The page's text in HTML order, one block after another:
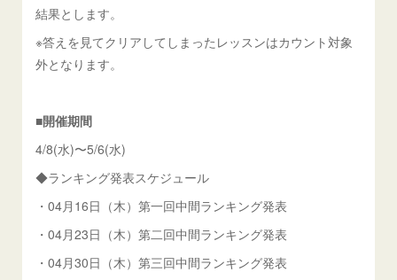
結果とします。
※答えを見てクリアしてしまったレッスンはカウント対象
外となります。
■開催期間
4/8(水)〜5/6(水)
◆ランキング発表スケジュール
・04月16日（木）第一回中間ランキング発表
・04月23日（木）第二回中間ランキング発表
・04月30日（木）第三回中間ランキング発表